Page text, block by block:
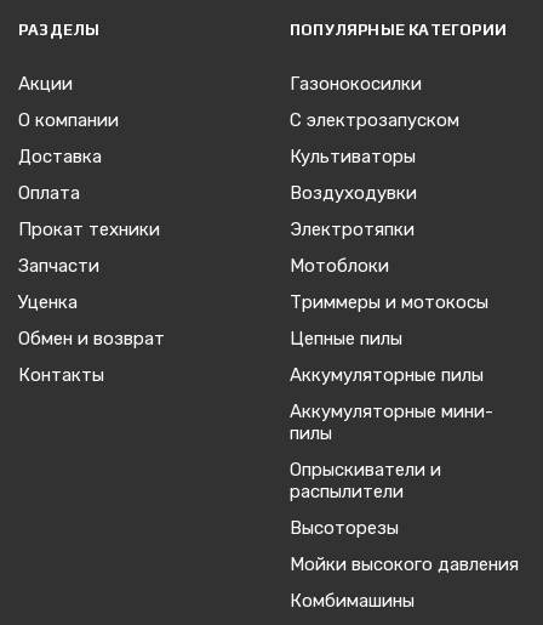
РАЗДЕЛЫ
Акции
О компании
Доставка
Оплата
Прокат техники
Запчасти
Уценка
Обмен и возврат
Контакты
ПОПУЛЯРНЫЕ КАТЕГОРИИ
Газонокосилки
С электрозапуском
Культиваторы
Воздуходувки
Электротяпки
Мотоблоки
Триммеры и мотокосы
Цепные пилы
Аккумуляторные пилы
Аккумуляторные мини-
пилы
Опрыскиватели и
распылители
Высоторезы
Мойки высокого давления
Комбимашины